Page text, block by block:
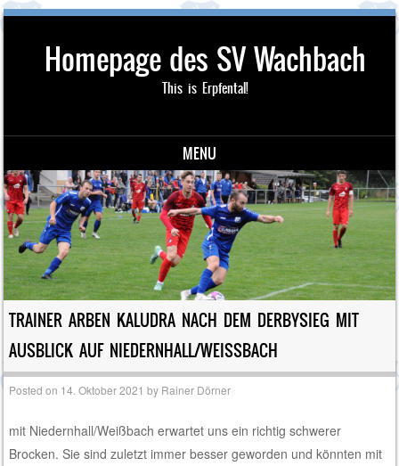
Homepage des SV Wachbach
This is Erpfental!
MENU
Skip to content
TRAINER ARBEN KALUDRA NACH DEM DERBYSIEG MIT
AUSBLICK AUF NIEDERNHALL/WEISSBACH
Posted on 14. Oktober 2021 by Rainer Dörner
mit Niedernhall/Weißbach erwartet uns ein richtig schwerer
Brocken. Sie sind zuletzt immer besser geworden und könnten mit